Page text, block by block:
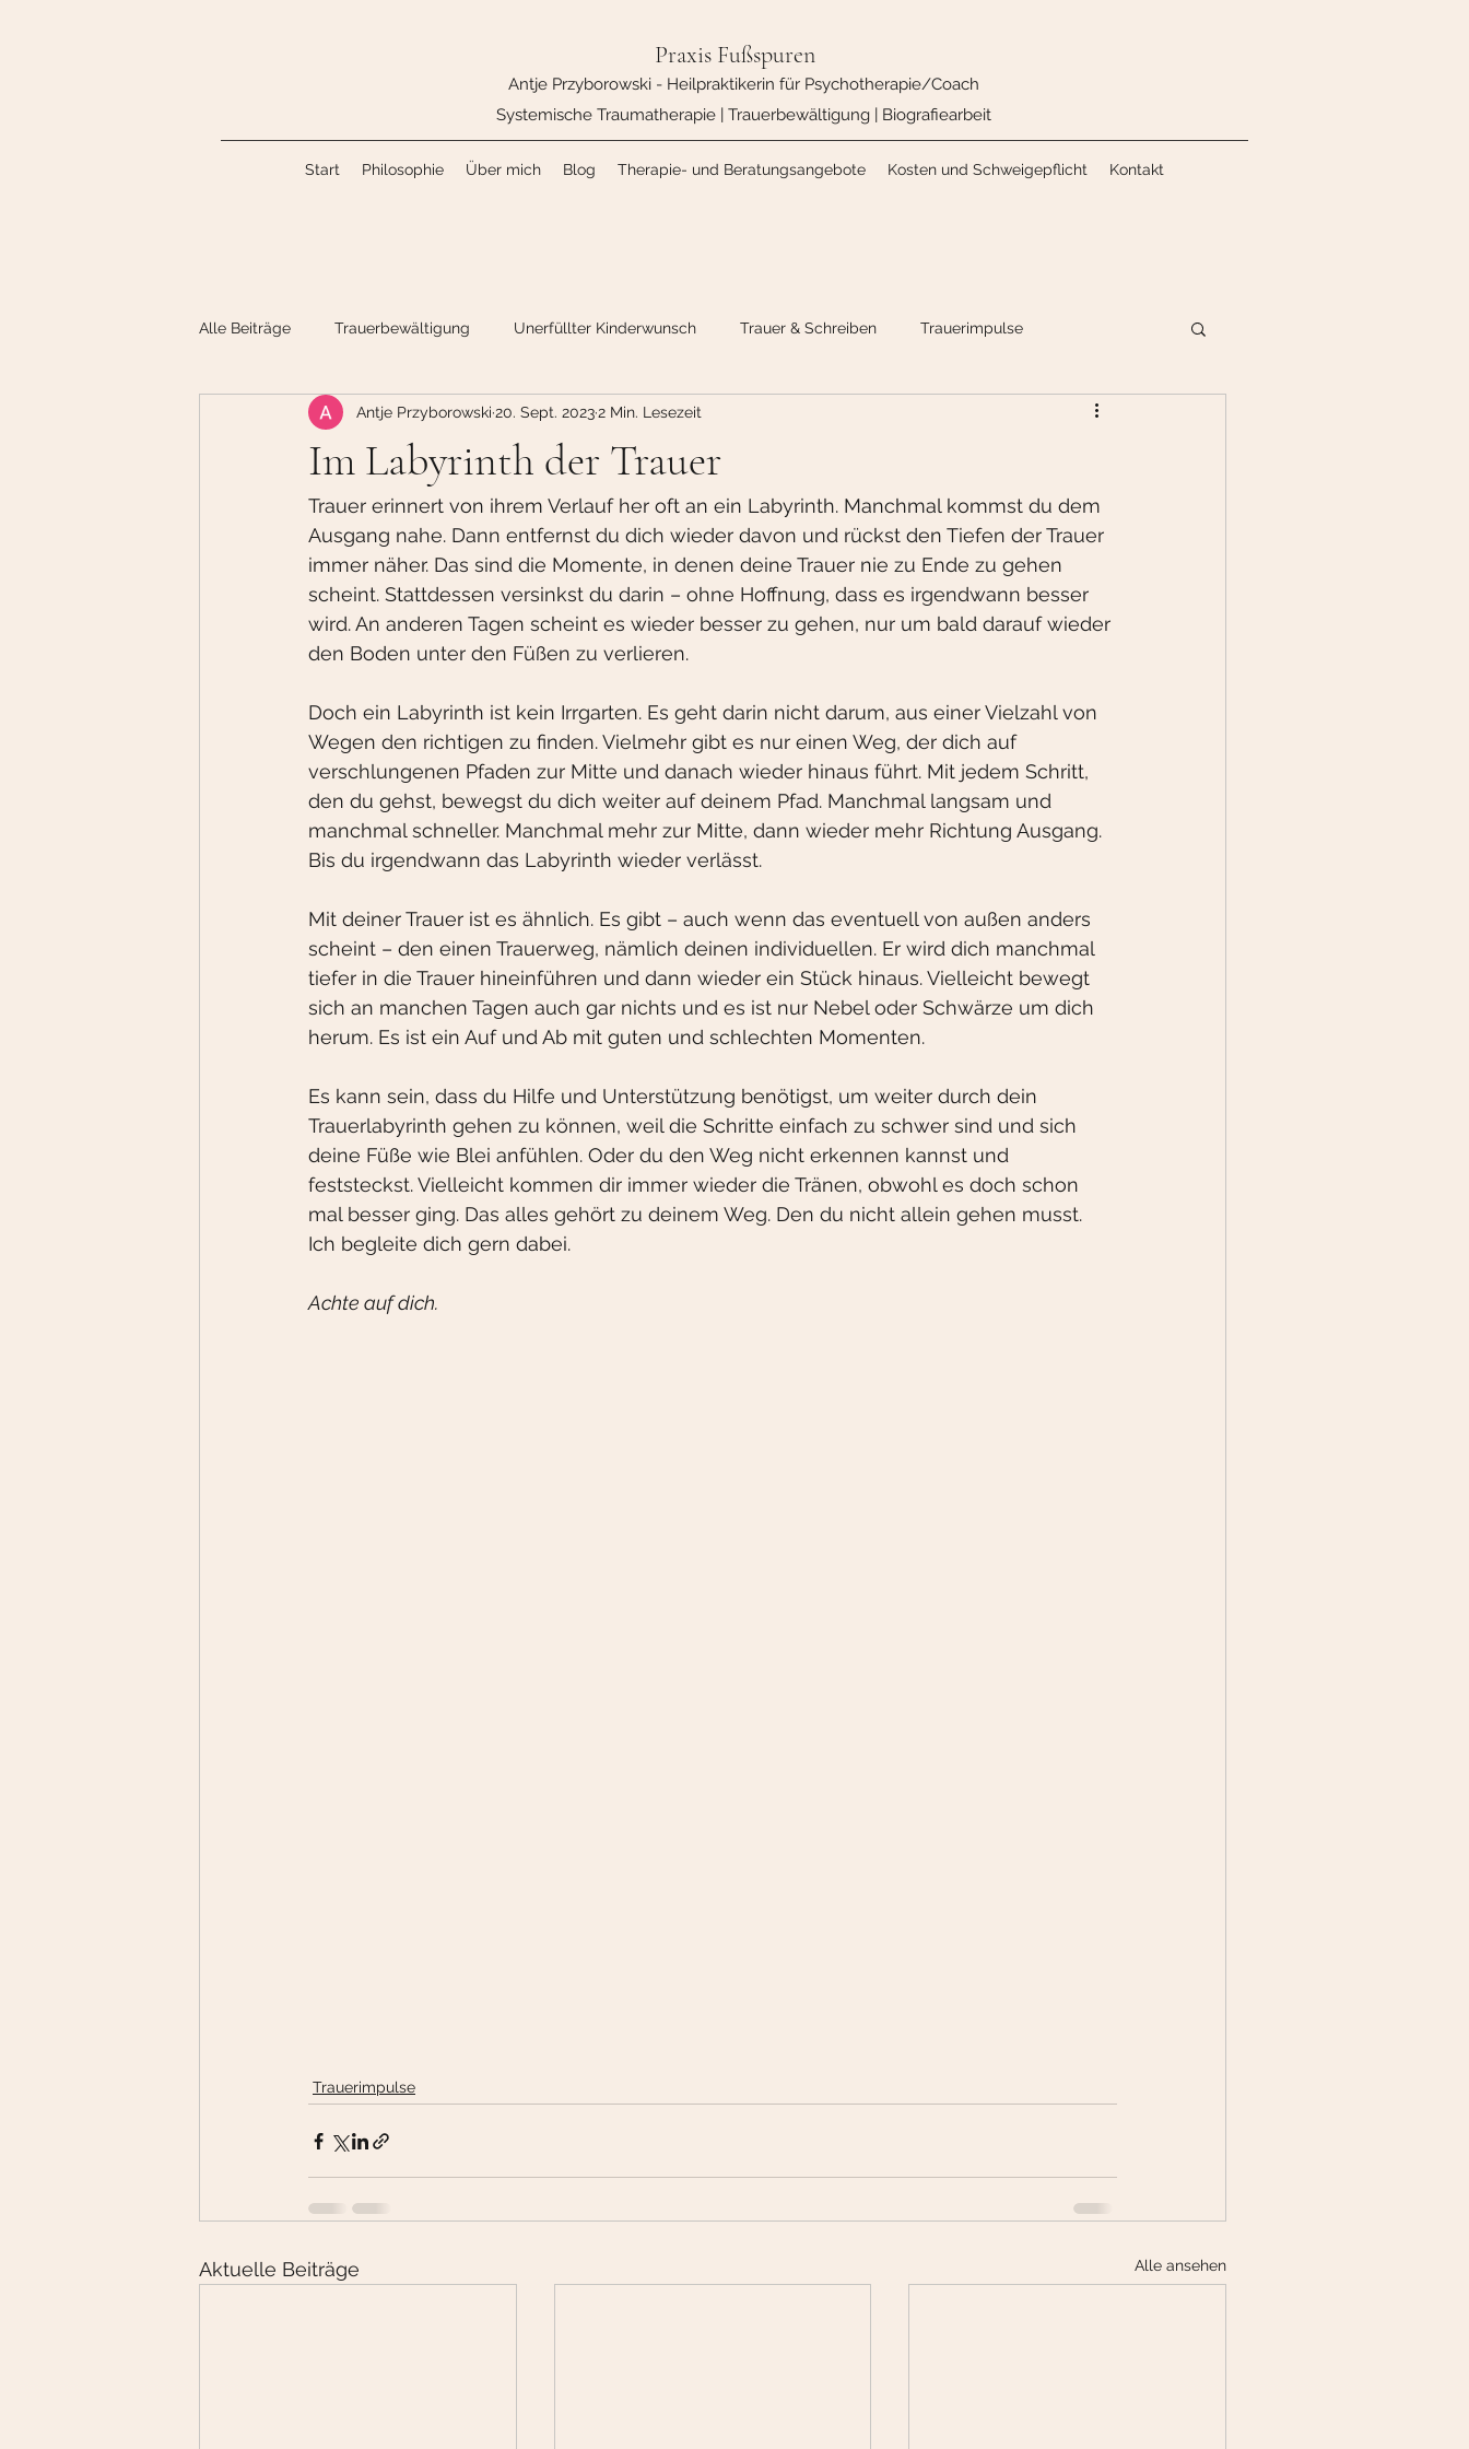
Praxis Fußspuren
Antje Przyborowski - Heilpraktikerin für Psychotherapie/Coach
Systemische Traumatherapie | Trauerbewältigung | Biografiearbeit
Start Philosophie Über mich Blog Therapie- und Beratungsangebote Kosten und Schweigepflicht Kontakt
Alle Beiträge Trauerbewältigung Unerfüllter Kinderwunsch Trauer & Schreiben Trauerimpulse
Im Labyrinth der Trauer
Antje Przyborowski 20. Sept. 20232 Min. Lesezeit
Trauer erinnert von ihrem Verlauf her oft an ein Labyrinth. Manchmal kommst du dem
Ausgang nahe. Dann entfernst du dich wieder davon und rückst den Tiefen der Trauer
immer näher. Das sind die Momente, in denen deine Trauer nie zu Ende zu gehen
scheint. Stattdessen versinkst du darin – ohne Hoffnung, dass es irgendwann besser
wird. An anderen Tagen scheint es wieder besser zu gehen, nur um bald darauf wieder
den Boden unter den Füßen zu verlieren.
Doch ein Labyrinth ist kein Irrgarten. Es geht darin nicht darum, aus einer Vielzahl von
Wegen den richtigen zu finden. Vielmehr gibt es nur einen Weg, der dich auf
verschlungenen Pfaden zur Mitte und danach wieder hinaus führt. Mit jedem Schritt,
den du gehst, bewegst du dich weiter auf deinem Pfad. Manchmal langsam und
manchmal schneller. Manchmal mehr zur Mitte, dann wieder mehr Richtung Ausgang.
Bis du irgendwann das Labyrinth wieder verlässt.
Mit deiner Trauer ist es ähnlich. Es gibt – auch wenn das eventuell von außen anders
scheint – den einen Trauerweg, nämlich deinen individuellen. Er wird dich manchmal
tiefer in die Trauer hineinführen und dann wieder ein Stück hinaus. Vielleicht bewegt
sich an manchen Tagen auch gar nichts und es ist nur Nebel oder Schwärze um dich
herum. Es ist ein Auf und Ab mit guten und schlechten Momenten.
Es kann sein, dass du Hilfe und Unterstützung benötigst, um weiter durch dein
Trauerlabyrinth gehen zu können, weil die Schritte einfach zu schwer sind und sich
deine Füße wie Blei anfühlen. Oder du den Weg nicht erkennen kannst und
feststeckst. Vielleicht kommen dir immer wieder die Tränen, obwohl es doch schon
mal besser ging. Das alles gehört zu deinem Weg. Den du nicht allein gehen musst.
Ich begleite dich gern dabei.
Achte auf dich.
Trauerimpulse
Aktuelle Beiträge Alle ansehen